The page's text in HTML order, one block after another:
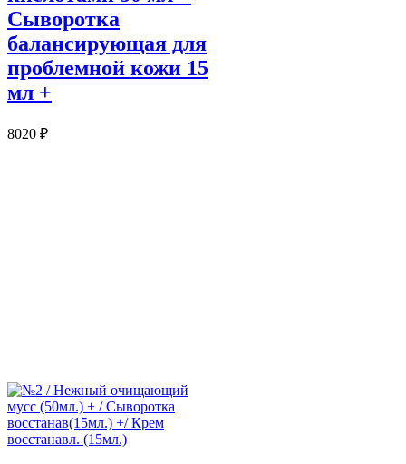
Сыворотка
балансирующая для
проблемной кожи 15
мл +
8020 ₽